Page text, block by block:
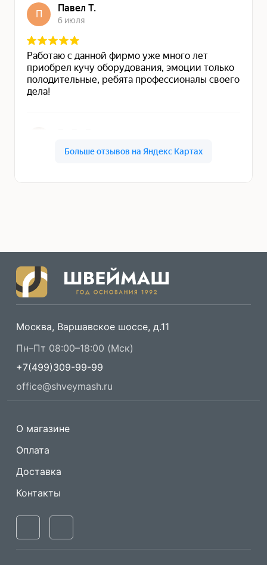
Москва, Варшавское шоссе, д.11
Пн–Пт 08:00–18:00 (Мск)
+7(499)309-99-99
office@shveymash.ru
О магазине
Оплата
Доставка
Контакты